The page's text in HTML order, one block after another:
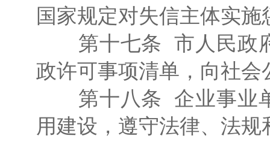
国家规定对失信主体实施
第十七条 市人民政府
政许可事项清单，向社
第十八条 企业事业单
用建设，遵守法律、法规